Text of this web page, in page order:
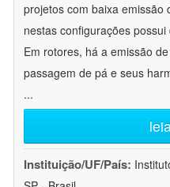
projetos com baixa
nestas configurações
Em rotores, há a emissão
passagem de pá e seus
...
Instituição/UF/País: